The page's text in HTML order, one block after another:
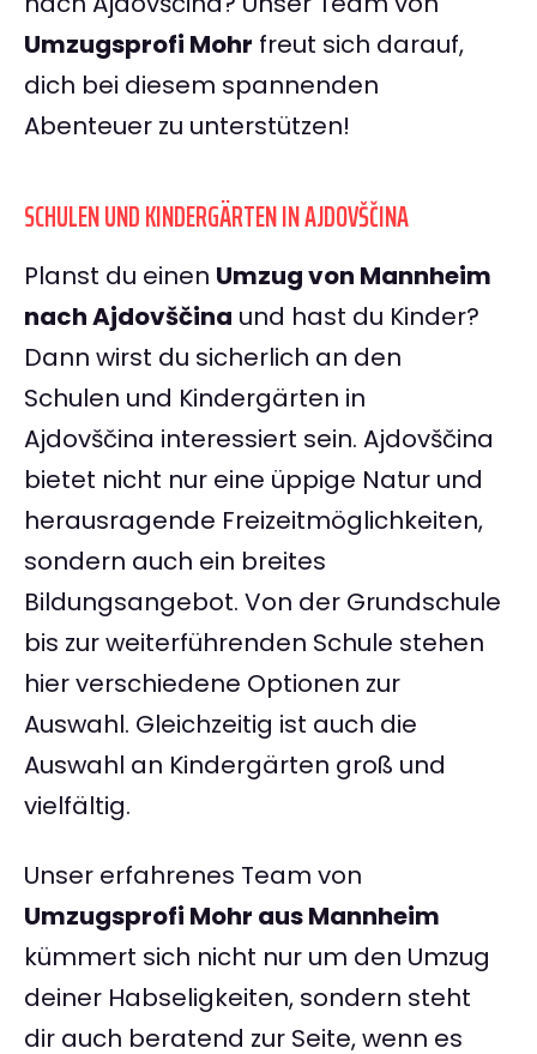
Umzugsprofi Mohr freut sich darauf,
dich bei diesem spannenden
Abenteuer zu unterstützen!
SCHULEN UND KINDERGÄRTEN IN AJDOVŠČINA
Planst du einen Umzug von Mannheim
nach Ajdovščina und hast du Kinder?
Dann wirst du sicherlich an den
Schulen und Kindergärten in
Ajdovščina interessiert sein. Ajdovščina
bietet nicht nur eine üppige Natur und
herausragende Freizeitmöglichkeiten,
sondern auch ein breites
Bildungsangebot. Von der Grundschule
bis zur weiterführenden Schule stehen
hier verschiedene Optionen zur
Auswahl. Gleichzeitig ist auch die
Auswahl an Kindergärten groß und
vielfältig.
Unser erfahrenes Team von
Umzugsprofi Mohr aus Mannheim
kümmert sich nicht nur um den Umzug
deiner Habseligkeiten, sondern steht
dir auch beratend zur Seite, wenn es